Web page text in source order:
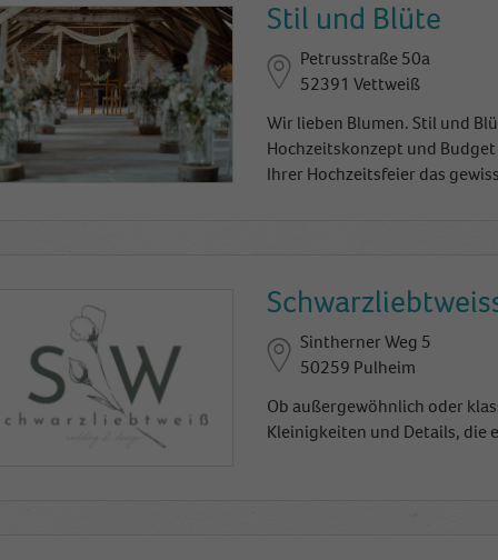
Stil und Blüte
Petrusstraße 50a
52391 Vettweiß
Wir lieben Blumen. Stil und
Hochzeitskonzept und Budget
Ihrer Hochzeitsfeier das
Sintherner Weg 5
50259 Pulheim
Ob außergewöhnlich oder
Kleinigkeiten und Details, die